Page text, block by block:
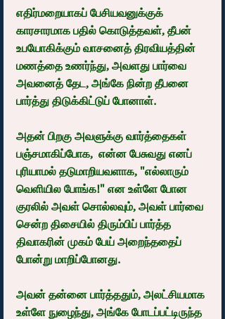
எதிர்மறையாகப் பேசியவனுக்குக்
காரசாரமாக பதில் கொடுத்தவள், தீபன்
உபயோகிக்கும் வாசனைத் திரவியத்தின்
மணத்தை உணர்ந்து, அவளது பார்வை
அவனைத் தேட, அங்கே நின்ற தீபனை
பார்த்து திடுக்கிட்டுப் போனாள்.
அதன் பிறகு அவளுக்கு வார்த்தைகள்
பஞ்சமாகிப்போக,  என்ன பேசுவது எனப்
புரியாமல் தடுமாறியவளாக, "எல்லாரும்
வெளியில போங்க!" என உள்ளே போன
குரலில் அவள் சொல்லவும், அவள் பார்வை
சென்ற திசையில் திரும்பிப் பார்த்த
திவாகரின் முகம் பேய் அறைந்ததைப்
போன்று மாறிப்போனது.
அவன் தன்னை பார்த்ததும், அலட்சியமாக
உள்ளே நுழைந்து, அங்கே போடப்பட்டிருந்த